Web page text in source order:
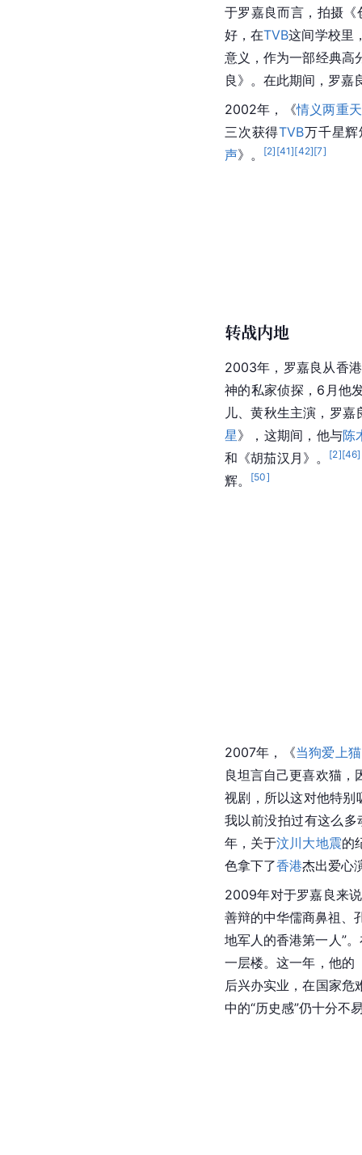
于罗嘉良而言，拍摄
好，在TVB这间学校里
意义，作为一部经典高
良》。在此期间，罗嘉
2002年，《情义两重天
三次获得TVB万千星
声》。 [2] [41][42][7]
转战内地
2003年，罗嘉良从香
神的私家侦探，6月他
儿、黄秋生主演，罗
星》，这期间，他与陈
和《胡茄汉月》。
[2][46]
辉。 [50]
2007年，《当狗爱上猫
良坦言自己更喜欢猫，
视剧，所以这对他特别
我以前没拍过有这么
年，关于汶川大地震的
色拿下了香港杰出爱心
2009年对于罗嘉良来
善辩的中华儒商鼻祖、
地军人的香港第一人”
一层楼。这一年，他的
后兴办实业，在国家危
中的“历史感”仍十分不